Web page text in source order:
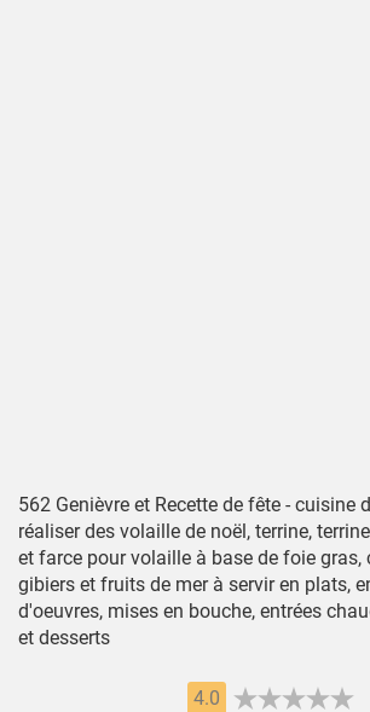
562 Genièvre et Recette de fête - cuisine
réaliser des volaille de noël, terrine,
et farce pour volaille à base de foie gras,
gibiers et fruits de mer à servir en plats,
d'oeuvres, mises en bouche, entrées
et desserts
4.0